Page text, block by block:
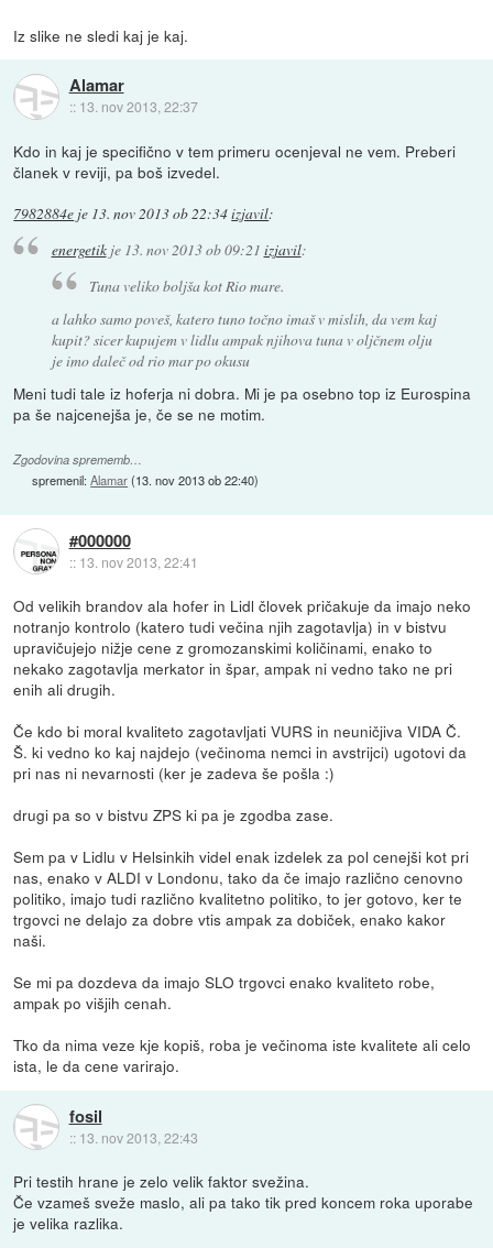
Iz slike ne sledi kaj je kaj.
Alamar
:: 13. nov 2013, 22:37
Kdo in kaj je specifično v tem primeru ocenjeval ne vem. Preberi
članek v reviji, pa boš izvedel.
7982884e je 13. nov 2013 ob 22:34izjavil:
energetikje 13. nov 2013 ob 09:21 izjavil:
Tuna veliko boljša kot Rio mare.
a lahko samo poveš, katero tuno točno imaš v mislih, da vem kaj
kupit? sicer kupujem v lidlu ampak njihova tuna v oljčnem olju
je imo daleč od rio mar po okusu
Meni tudi tale iz hoferja ni dobra. Mi je pa osebno top iz Eurospina
pa še najcenejša je, če se ne motim.
Zgodovina sprememb…
spremenil:Alamar(13. nov 2013 ob 22:40)
#000000
:: 13. nov 2013, 22:41
Od velikih brandov ala hofer in Lidl človek pričakuje da imajo neko
notranjo kontrolo (katero tudi večina njih zagotavlja) in v bistvu
upravičujejo nižje cene z gromozanskimi količinami, enako to
nekako zagotavlja merkator in špar, ampak ni vedno tako ne pri
enih ali drugih.
Če kdo bi moral kvaliteto zagotavljati VURS in neuničjiva VIDA Č.
Š. ki vedno ko kaj najdejo (večinoma nemci in avstrijci) ugotovi da
pri nas ni nevarnosti (ker je zadeva še pošla :)
drugi pa so v bistvu ZPS ki pa je zgodba zase.
Sem pa v Lidlu v Helsinkih videl enak izdelek za pol cenejši kot pri
nas, enako v ALDI v Londonu, tako da če imajo različno cenovno
politiko, imajo tudi različno kvalitetno politiko, to jer gotovo, ker te
trgovci ne delajo za dobre vtis ampak za dobiček, enako kakor
naši.
Se mi pa dozdeva da imajo SLO trgovci enako kvaliteto robe,
ampak po višjih cenah.
Tko da nima veze kje kopiš, roba je večinoma iste kvalitete ali celo
ista, le da cene varirajo.
fosil
:: 13. nov 2013, 22:43
Pri testih hrane je zelo velik faktor svežina.
Če vzameš sveže maslo, ali pa tako tik pred koncem roka uporabe
je velika razlika.